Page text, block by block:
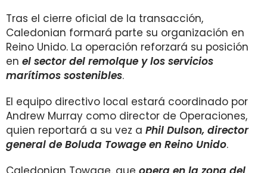
Tras el cierre oficial de la transacción,
Caledonian formará parte su organización en
Reino Unido. La operación reforzará su posición
en el sector del remolque y los servicios
marítimos sostenibles.
El equipo directivo local estará coordinado por
Andrew Murray como director de Operaciones,
quien reportará a su vez a Phil Dulson, director
general de Boluda Towage en Reino Unido.